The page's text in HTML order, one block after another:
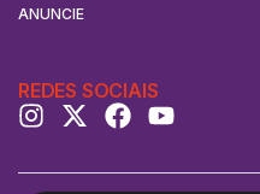
ANUNCIE
REDES SOCIAIS